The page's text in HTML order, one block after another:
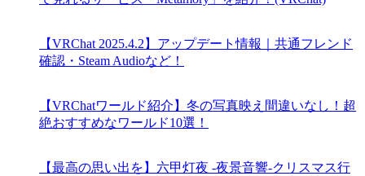
【VRChat 2025.4.2】アップデート情報｜共通フレンド
確認・Steam Audioなど！
【VRChatワールド紹介】冬の写真映え間違いなし！超
絶おすすめなワールド10選！
【最高の思い出を】六甲灯夜 -夜景音響-クリスマス行